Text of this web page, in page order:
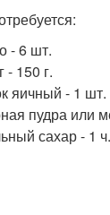
- 6 шт.
- 150 г.
яичный - 1 шт.
пудра или
сахар - 1